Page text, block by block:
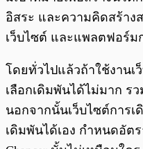
อิสระ และความคิดสร้าง
เว็บไซต์ และแพลตฟอร์ม
โดยทั่วไปแล้วถ้าใช้งานเ
เลือกเดิมพันได้ไม่มาก ร
นอกจากนั้นเว็บไซต์การเ
เดิมพันได้เอง กำหนดอัต